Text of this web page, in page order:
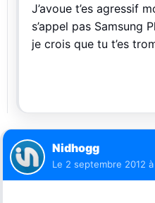
J’avoue t’es agressif
s’appel pas Samsung
je crois que tu t’es
Nidhogg
Le 2 septembre 2012 à